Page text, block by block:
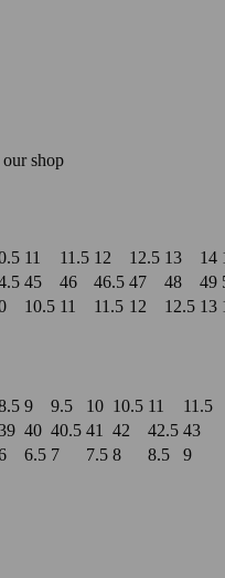
shop
11 11.5 12 12.5 13 14
45 46 46.5 47 48 49
10.5 11 11.5 12 12.5 13
9 9.5 10 10.5 11
11.5
40 40.5 41 42 42.5 43
6.5 7 7.5 8 8.5
9